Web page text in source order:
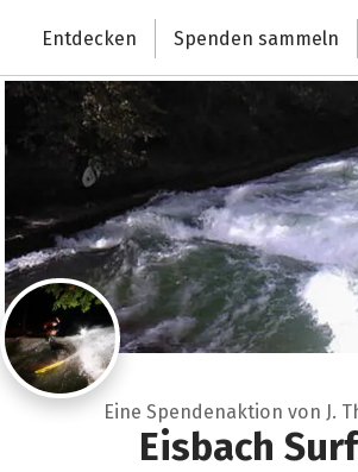
Deutschlands größte Spendenplattform
Entdecken Spenden sammeln
Eine Spendenaktion von J.
Eisbach